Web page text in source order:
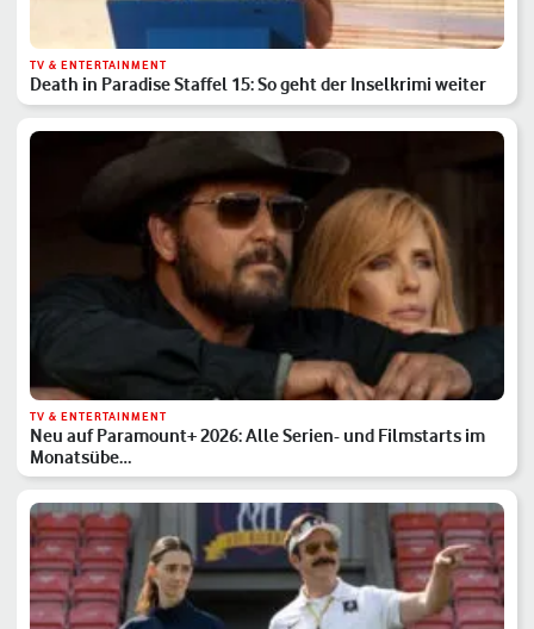
TV & ENTERTAINMENT
Death in Paradise Staffel 15: So geht der Inselkrimi weiter
TV & ENTERTAINMENT
Neu auf Paramount+ 2026: Alle Serien- und Filmstarts im
Monatsübe…